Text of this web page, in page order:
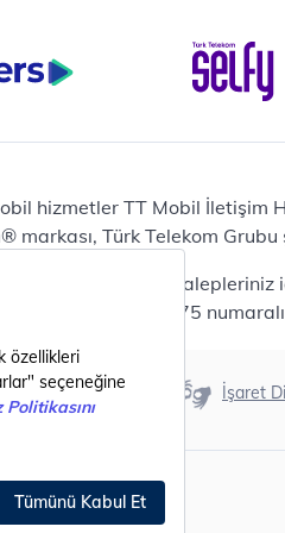
Tarife
Casper Nirvana
Notebook
Ev Telefonu
Panasonic
Modem ve Wi-Fi
Zyxel DX3300
Premium VDSL
Samsung Buds2
Samsung
Akıllı Ekran
hizmetler TT Mobil İletişim
markası, Türk Telekom
mobil bireysel
için 444 0375
Erişilebilirlik İşaret